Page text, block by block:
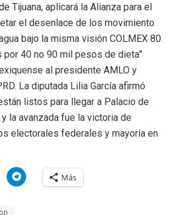
Tijuana, aplicará la Alianza para el
el desenlace de los movimiento
bajo la misma visión COLMEX 80.
por 40 no 90 mil pesos de dieta”
al presidente AMLO y
La diputada Lilia García afirmó
listos para llegar a Palacio de
la avanzada fue la victoria de
electorales federales y mayoría en
H
a Más